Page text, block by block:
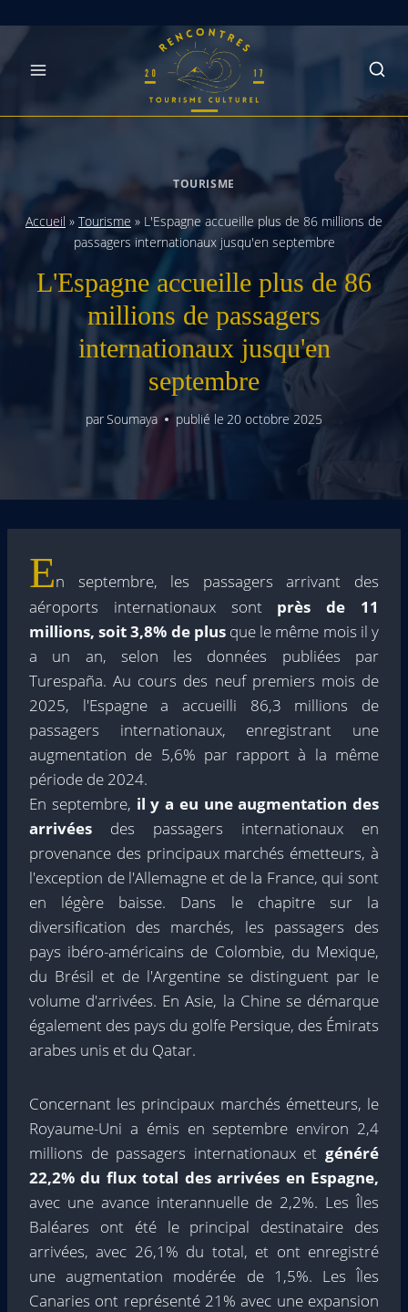
Skip
to
TOURISME
Accueil » Tourisme » L'Espagne accueille plus de 86 millions de
passagers internationaux jusqu'en septembre
L'Espagne accueille plus de 86
millions de passagers
internationaux jusqu'en
septembre
parSoumaya publié le 20 octobre 2025
En septembre, les passagers arrivant des
aéroports internationaux sontprès de 11
millions, soit 3,8% de plusque le même mois il y
a un an, selon les données publiées par
Turespaña. Au cours des neuf premiers mois de
2025, l'Espagne a accueilli 86,3 millions de
passagers internationaux, enregistrant une
augmentation de 5,6% par rapport à la même
période de 2024.
En septembre, il y a eu une augmentation des
arrivées des passagers internationaux en
provenance des principaux marchés émetteurs, à
l'exception de l'Allemagne et de la France, qui sont
en légère baisse. Dans le chapitre sur la
diversification des marchés, les passagers des
pays ibéro-américains de Colombie, du Mexique,
du Brésil et de l'Argentine se distinguent par le
volume d'arrivées. En Asie, la Chine se démarque
également des pays du golfe Persique, des Émirats
arabes unis et du Qatar.
Concernant les principaux marchés émetteurs, le
Royaume-Uni a émis en septembre environ 2,4
millions de passagers internationaux et généré
22,2% du flux total des arrivées en Espagne,
avec une avance interannuelle de 2,2%. Les Îles
Baléares ont été le principal destinataire des
arrivées, avec 26,1% du total, et ont enregistré
une augmentation modérée de 1,5%. Les Îles
Canaries ont représenté 21% avec une expansion